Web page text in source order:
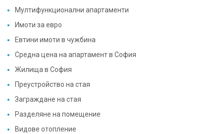
Мултифункционални апартаменти
Имоти за евро
Евтини имоти в чужбина
Средна цена на апартамент в София
Жилища в София
Преустройство на стая
Заграждане на стая
Разделяне на помещение
Видове отопление